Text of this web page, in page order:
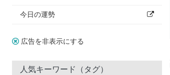
今日の運勢
広告を非表示にする
人気キーワード（タグ）